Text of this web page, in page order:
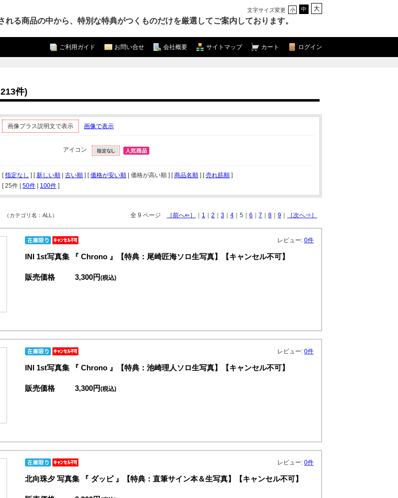
文字サイズ変更 小 中 大
れる商品の中から、特別な特典がつくものだけを厳選してご案内しております。
ログイン
カート
サイトマップ
会社概要
お問い合せ
ご利用ガイド
件)
画像プラス説明文で表示 画像で表示
アイコン
[指定なし ] [新しい順 古い順 ] [価格が安い順 | 価格が高い順 ] [商品名順 ] [売れ筋順 ]
[ 25件 50件 100件 ]
全 9 ページ ［前へ⇐］ 1 2 3 4 ｜5｜ 6 7 8 9 ［次へ⇒］
（カテゴリ名：ALL）
レビュー: 0件
INI 1st写真集 『 Chrono 』【特典：尾崎匠海ソロ生写真】【キャンセル不可】
販売価格 3,300円(税込)
レビュー: 0件
INI 1st写真集 『 Chrono 』【特典：池崎理人ソロ生写真】【キャンセル不可】
販売価格 3,300円(税込)
レビュー: 0件
北向珠夕 写真集 『 ダッピ 』【特典：直筆サイン本＆生写真】【キャンセル不可】